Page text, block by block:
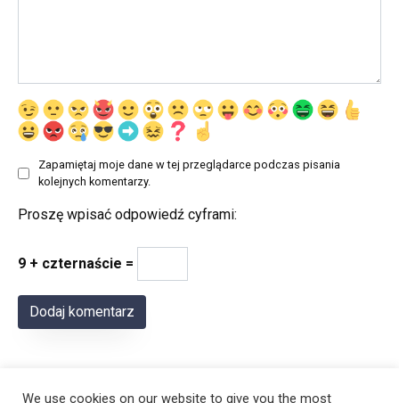
Zapamiętaj moje dane w tej przeglądarce podczas pisania
kolejnych komentarzy.
Proszę wpisać odpowiedź cyframi:
9 + czternaście =
We use cookies on our website to give you the most